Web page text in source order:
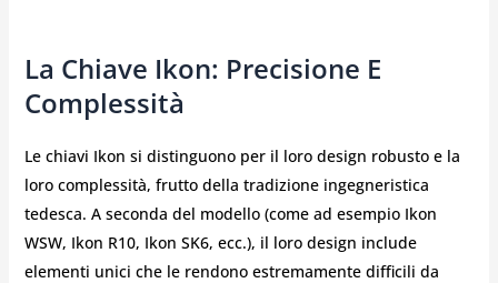
La Chiave Ikon: Precisione E
Complessità
Le chiavi Ikon si distinguono per il loro design robusto e la
loro complessità, frutto della tradizione ingegneristica
tedesca. A seconda del modello (come ad esempio Ikon
WSW, Ikon R10, Ikon SK6, ecc.), il loro design include
elementi unici che le rendono estremamente difficili da